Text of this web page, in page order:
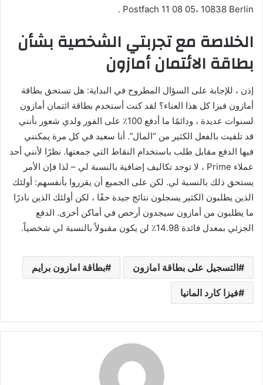
Postfach 11 08 05، 10838 Berlin .
الخلاصة مع تجربتي الشخصية بشأن
بطاقة الائتمان أمازون
إذن ، للإجابة على السؤال المطروح في البداية: هل تستحق بطاقة
أمازون فيزا كل هذا العناء؟ لقد كنت أستخدم بطاقة ائتمان أمازون
لسنوات عديدة ، ودائمًا ما أدفع 100٪ على الفور ولدي شعور بأنني
قد تلقيت بالفعل الكثير من “المال”. أنا سعيد في كل مرة يمكنني
فيها الدفع مقابل طلب باستخدام النقاط التي جمعتها. نظرًا لأنني أحد
عملاء Prime ، لا توجد تكاليف إضافية بالنسبة لي – لذا فإن الأمر
يستحق ذلك بالنسبة لي. لكن على الجميع أن يقرروا بأنفسهم: أولئك
الذين يطلبون الكثير يسجلون نتائج جيدة حقًا ، لكن أولئك الذين نادرًا
ما يطلبون من أمازون سيجدون أرخص في أماكن أخرى. الدفع
الجزئي بمعدل فائدة 14.98٪ لن يكون مقبولاً بالنسبة لي شخصياً.
التسجيل على بطاقة امازون بطاقة امازون برايم
فيزا كارد المانيا